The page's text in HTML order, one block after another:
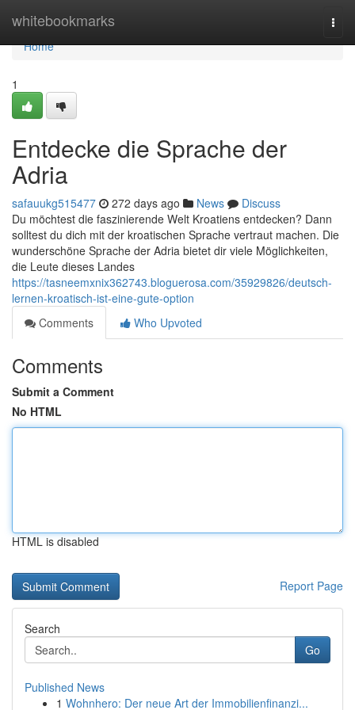
whitebookmarks
Home
Home
1
Entdecke die Sprache der
Adria
safauukg515477 272 days ago News
Discuss
Du möchtest die faszinierende Welt Kroatiens entdecken? Dann
solltest du dich mit der kroatischen Sprache vertraut machen. Die
wunderschöne Sprache der Adria bietet dir viele Möglichkeiten,
die Leute dieses Landes
https://tasneemxnix362743.bloguerosa.com/35929826/deutsch-
lernen-kroatisch-ist-eine-gute-option
Comments
Who Upvoted
Comments
Submit a Comment
No HTML
HTML is disabled
Report Page
Search
Go
Published News
1 Wohnhero: Der neue Art der Immobilienfinanzi...